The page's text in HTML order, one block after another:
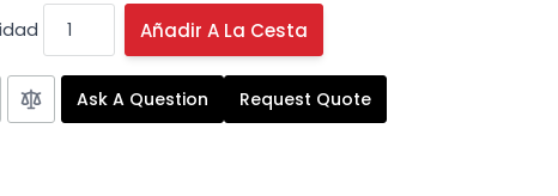
Añadir A La Cesta
Ask A Question Request Quote